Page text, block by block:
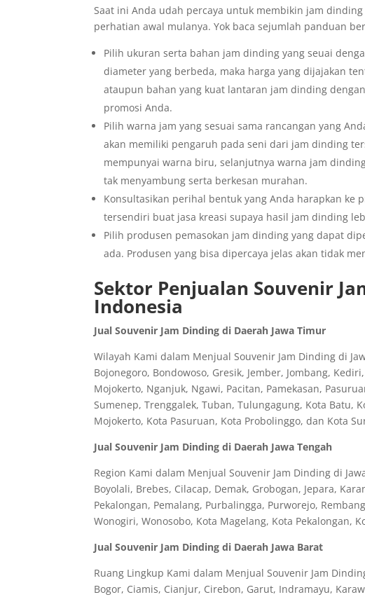
Saat ini Anda udah percaya untuk membikin jam
perhatian awal mulanya. Yok baca sejumlah panduan
Pilih ukuran serta bahan jam dinding yang seuai
diameter yang berbeda, maka harga yang dijajakan
ataupun bahan yang kuat lantaran jam dinding
promosi Anda.
Pilih warna jam yang sesuai sama rancangan yang
akan memiliki pengaruh pada seni dari jam dinding
mempunyai warna biru, selanjutnya warna jam
tak menyambung serta berkesan murahan.
Konsultasikan perihal bentuk yang Anda harapkan
tersendiri buat jasa kreasi supaya hasil jam dinding
Pilih produsen pemasokan jam dinding yang dapat
ada. Produsen yang bisa dipercaya jelas akan tidak
Sektor Penjualan Souvenir
Indonesia
Jual Souvenir Jam Dinding di Daerah Jawa Timur
Wilayah Kami dalam Menjual Souvenir Jam Dinding di
Bojonegoro, Bondowoso, Gresik, Jember, Jombang,
Mojokerto, Nganjuk, Ngawi, Pacitan, Pamekasan,
Sumenep, Trenggalek, Tuban, Tulungagung, Kota Batu,
Mojokerto, Kota Pasuruan, Kota Probolinggo, dan Kota
Jual Souvenir Jam Dinding di Daerah Jawa Tengah
Region Kami dalam Menjual Souvenir Jam Dinding di
Boyolali, Brebes, Cilacap, Demak, Grobogan, Jepara,
Pekalongan, Pemalang, Purbalingga, Purworejo,
Wonogiri, Wonosobo, Kota Magelang, Kota Pekalongan,
Jual Souvenir Jam Dinding di Daerah Jawa Barat
Ruang Lingkup Kami dalam Menjual Souvenir Jam
Bogor, Ciamis, Cianjur, Cirebon, Garut, Indramayu,